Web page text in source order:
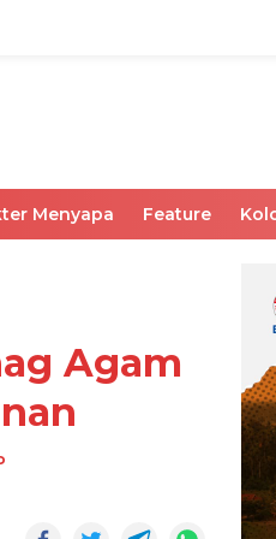
Menyapa Feature
Agam